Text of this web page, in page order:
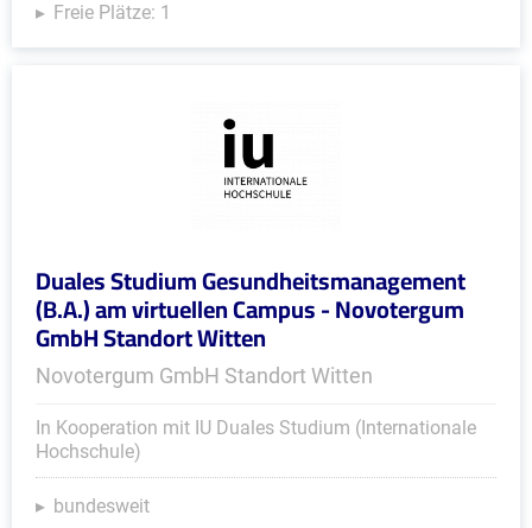
Freie Plätze: 1
Duales Studium Gesundheitsmanagement
(B.A.) am virtuellen Campus - Novotergum
GmbH Standort Witten
Novotergum GmbH Standort Witten
In Kooperation mit IU Duales Studium (Internationale
Hochschule)
bundesweit